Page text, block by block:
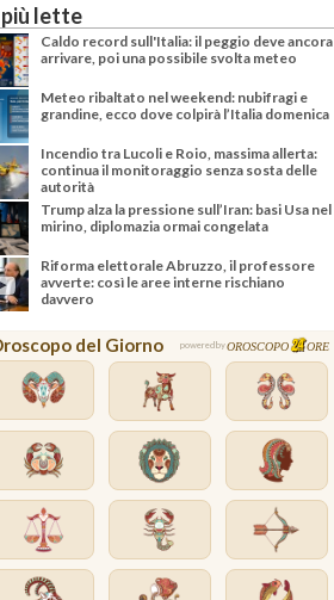
più lette
Caldo record sull'Italia: il peggio deve ancora
arrivare, poi una possibile svolta meteo
Meteo ribaltato nel weekend: nubifragi e
grandine, ecco dove colpirà l’Italia domenica
Incendio tra Lucoli e Roio, massima allerta:
continua il monitoraggio senza sosta delle
autorità
Trump alza la pressione sull’Iran: basi Usa nel
mirino, diplomazia ormai congelata
Riforma elettorale Abruzzo, il professore
avverte: così le aree interne rischiano
davvero
del Giorno powered byOROSCOPO ORE